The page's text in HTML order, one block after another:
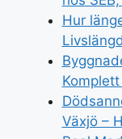
Hur
Växjö –